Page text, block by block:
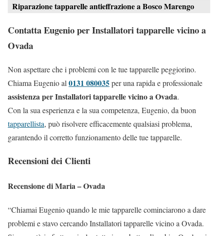
Riparazione tapparelle antieffrazione a Bosco Marengo
Contatta Eugenio per Installatori tapparelle vicino a
Ovada
Non aspettare che i problemi con le tue tapparelle peggiorino.
Chiama Eugenio al 0131 080035per una rapida e professionale
assistenza per Installatori tapparelle vicino a Ovada.
Con la sua esperienza e la sua competenza, Eugenio, da buon
tapparellista, può risolvere efficacemente qualsiasi problema,
garantendo il corretto funzionamento delle tue tapparelle.
Recensioni dei Clienti
Recensione di Maria – Ovada
“Chiamai Eugenio quando le mie tapparelle cominciarono a dare
problemi e stavo cercando Installatori tapparelle vicino a Ovada.